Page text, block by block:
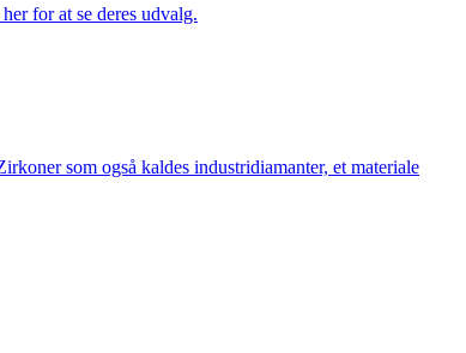
for at se deres udvalg.
som også kaldes industridiamanter, et materiale